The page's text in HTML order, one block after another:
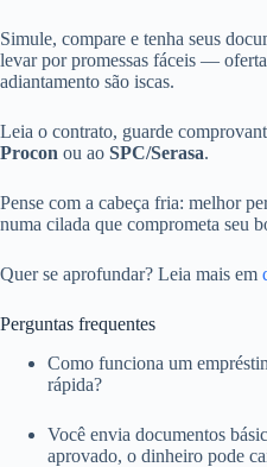
Simule, compare e tenha seus
levar por promessas fáceis —
adiantamento são iscas.
Leia o contrato, guarde
Procon ou ao SPC/Serasa.
Pense com a cabeça fria: melhor
numa cilada que comprometa seu
Quer se aprofundar? Leia mais em
Perguntas frequentes
Como funciona um
rápida?
Você envia documentos
aprovado, o dinheiro pode